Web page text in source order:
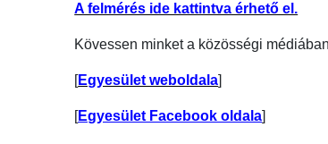
A felmérés ide kattintva érhető el.
Kövessen minket a közösségi
[Egyesület weboldala]
[Egyesület Facebook oldala]